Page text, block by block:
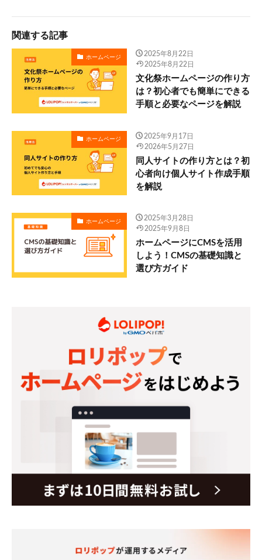
関連する記事
ホームページ
2025年8月22日
2025年8月22日
文化祭ホームページの作り方
は？初心者でも簡単にできる
手順と必要なページを解説
ホームページ
2025年9月17日
2026年5月27日
同人サイトの作り方とは？初
心者向け個人サイト作成手順
を解説
ホームページ
2025年3月28日
2025年9月8日
ホームページにCMSを活用
しよう！CMSの基礎知識と
選び方ガイド